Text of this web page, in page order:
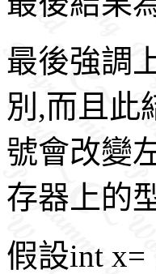
最後強調
別,而且此
號會改變
存器上的
假設int x=